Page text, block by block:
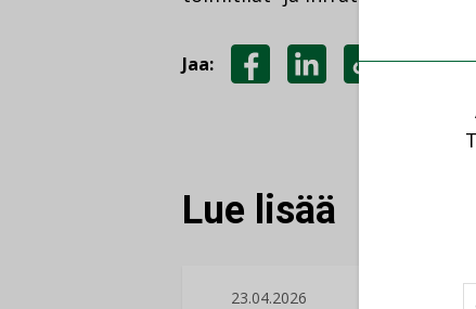
Jaa:
Lue lisää
23.04.2026